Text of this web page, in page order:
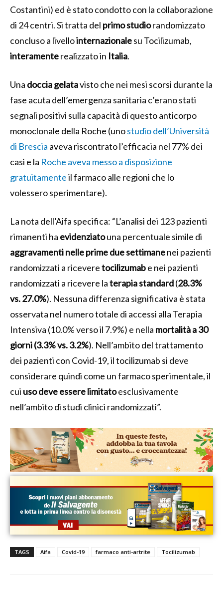
Costantini) ed è stato condotto con la collaborazione
di 24 centri. Si tratta del primo studiorandomizzato
concluso a livellointernazionalesu Tocilizumab,
interamenterealizzato in Italia.
Una doccia gelatavisto che nei mesi scorsi durante la
fase acuta dell’emergenza sanitaria c’erano stati
segnali positivi sulla capacità di questoanticorpo
monoclonale della Roche (unostudio dell’Università
di Brescia aveva riscontrato l’efficacia nel 77% dei
casi e la Roche aveva messo a disposizione
gratuitamenteil farmaco alle regioni che lo
volessero sperimentare).
La nota dell’Aifa specifica: “L’analisi dei 123 pazienti
rimanenti ha evidenziatouna percentuale simile di
aggravamenti nelle prime due settimanenei pazienti
randomizzati a riceveretocilizumabe nei pazienti
randomizzati a ricevere laterapia standard(28.3%
vs. 27.0%). Nessuna differenza significativa è stata
osservata nel numero totale di accessi alla Terapia
Intensiva (10.0% verso il 7.9%) e nella mortalità a 30
giorni (3.3% vs. 3.2%). Nell’ambito del trattamento
dei pazienti con Covid-19, il tocilizumab si deve
considerare quindi come un farmaco sperimentale, il
cui uso deve essere limitatoesclusivamente
nell’ambito di studi clinici randomizzati”.
TAGS Aifa Covid-19 farmaco anti-artrite Tocilizumab